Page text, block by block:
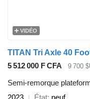
VIDÉO
TITAN Tri Axle 40
5 512 000 F CFA
9 700
Semi-remorque
2023
État neuf